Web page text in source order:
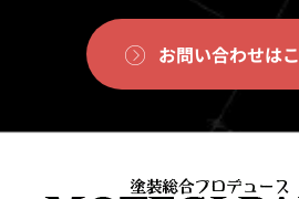
お問い合わせは